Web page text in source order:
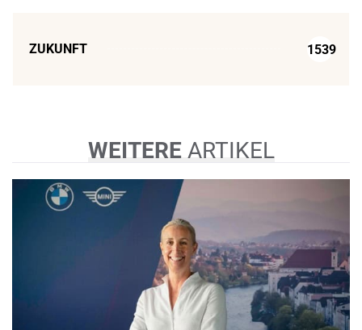
ZUKUNFT 1539
WEITEREARTIKEL